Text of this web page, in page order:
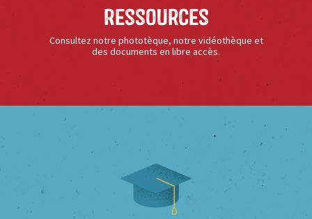
Ressources
Consultez notre phototèque, notre vidéothèque et
des documents en libre accès.